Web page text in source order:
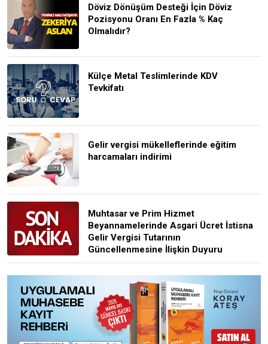
Döviz Dönüşüm Desteği İçin Döviz
Pozisyonu Oranı En Fazla % Kaç
Olmalıdır?
Külçe Metal Teslimlerinde KDV
Tevkifatı
Gelir vergisi mükelleflerinde eğitim
harcamaları indirimi
Muhtasar ve Prim Hizmet
Beyannamelerinde Asgari Ücret İstisna
Gelir Vergisi Tutarının
Güncellenmesine İlişkin Duyuru